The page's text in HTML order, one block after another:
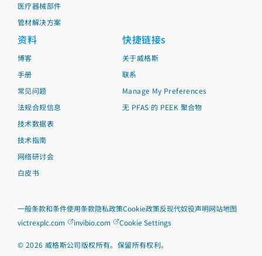
01 JANUARY 1995
在伦敦证券交易所上市
威格斯公司在伦敦证券交易所上市
01 JANUARY 1999
年产能达到2,000吨
工厂年产能提升至2,000吨；引进熔融过滤和造粒生
医疗器械部件
管材解决方案
资料
博客
手册
常见问题
法规合规信息
技术数据表
技术指南
网络研讨会
白皮书
快捷链接s
关于威格斯
联系
Manage My Preferences
无 PFAS 的 PEEK 聚合物
一般条款和条件使用条款隐私政策Cookie政策反现代奴役声明网站地图
victrexplc.com
invibio.com Cookie Settings
© 2026 威格斯公司版权所有。保留所有权利。